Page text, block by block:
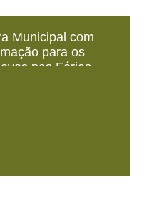
Municipal com
para os
nas Férias
de Verão